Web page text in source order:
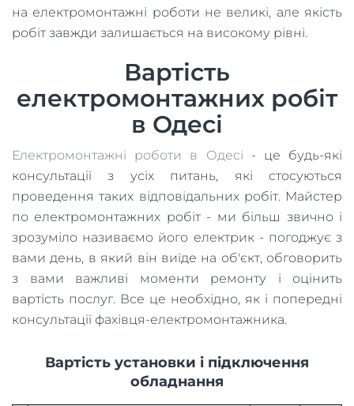
на електромонтажні роботи не великі, але якість
робіт завжди залишається на високому рівні.
Вартість
електромонтажних робіт
в Одесі
Електромонтажні роботи в Одесі - це будь-які
консультації з усіх питань, які стосуються
проведення таких відповідальних робіт. Майстер
по електромонтажних робіт - ми більш звично і
зрозуміло називаємо його електрик - погоджує з
вами день, в який він виїде на об'єкт, обговорить
з вами важливі моменти ремонту і оцінить
вартість послуг. Все це необхідно, як і попередні
консультації фахівця-електромонтажника.
Вартість установки і підключення
обладнання